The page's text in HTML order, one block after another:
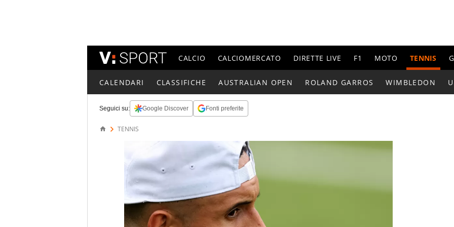
CALCIO CALCIOMERCATO DIRETTE LIVE F1 MOTO TENNIS
CALENDARI CLASSIFICHE AUSTRALIAN OPEN ROLAND GARROS WIMBLEDON
Seguici su: Google Discover Fonti preferite
TENNIS